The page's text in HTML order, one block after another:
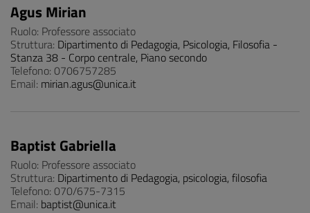
Agus Mirian
Ruolo: Professore associato
Struttura: Dipartimento di Pedagogia, Psicologia, Filosofia -
Stanza 38 - Corpo centrale, Piano secondo
Telefono: 0706757285
Email: mirian.agus@unica.it
Baptist Gabriella
Ruolo: Professore associato
Struttura: Dipartimento di Pedagogia, psicologia, filosofia
Telefono: 070/675-7315
Email: baptist@unica.it